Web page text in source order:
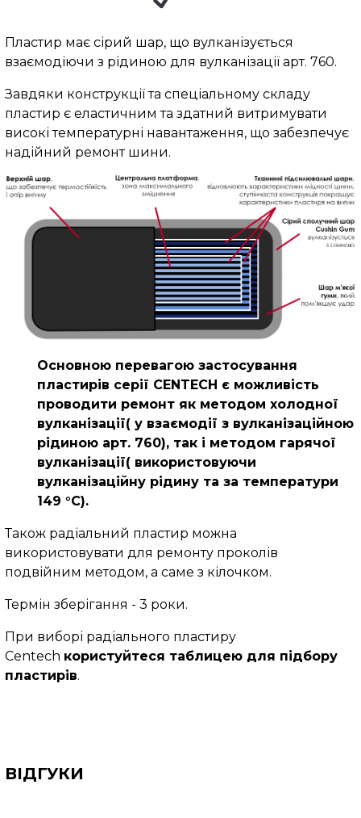
Пластир має сірий шар, що вулканізується
взаємодіючи з рідиною для вулканізації арт. 760.
Завдяки конструкції та спеціальному складу
пластир є еластичним та здатний витримувати
високі температурні навантаження, що забезпечує
надійний ремонт шини.
Основною перевагою застосування
пластирів серії CENTECH є можливість
проводити ремонт як методом холодної
вулканізації( у взаємодії з вулканізаційною
рідиною арт. 760), так і методом гарячої
вулканізації( використовуючи
вулканізаційну рідину та за температури
149 °C).
Також радіальний пластир можна
використовувати для ремонту проколів
подвійним методом, а саме з кілочком.
Термін зберігання - 3 роки.
При виборі радіального пластиру
Centech користуйтеся таблицею для підбору
пластирів.
ВІДГУКИ